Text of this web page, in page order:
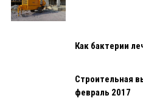
Как бактерии
Строительная
февраль 2017